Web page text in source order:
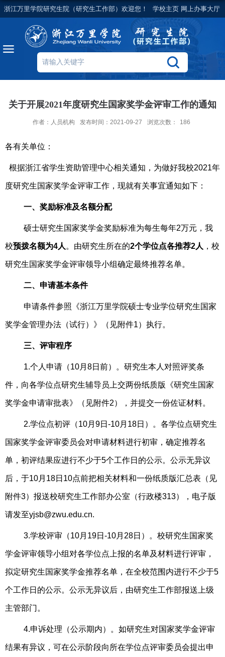
浙江万里学院研究生院（研究生工作部）欢迎您！ 学校主页 网上办事大厅
关于开展2021年度研究生国家奖学金评审工作的通知
作者：人员机构 发布时间：2021-09-27 浏览次数： 186
各有关单位：
根据浙江省学生资助管理中心相关通知，为做好我校2021年
度研究生国家奖学金评审工作，现就有关事宜通知如下：
一、奖励标准及名额分配
硕士研究生国家奖学金奖励标准为每生每年2万元，我
校预拨名额为4人 。由研究生所在的2个学位点各推荐2人 ，校
研究生国家奖学金评审领导小组确定最终推荐名单。
二、申请基本条件
申请条件参照《浙江万里学院硕士专业学位研究生国家
奖学金管理办法（试行）》（见附件1）执行。
三、评审程序
1.个人申请（10月8日前）。研究生本人对照评奖条
件，向各学位点研究生辅导员上交两份纸质版《研究生国家
奖学金申请审批表》（见附件2），并提交一份佐证材料。
2.学位点初评（10月9日-10月18日）。各学位点研究生
国家奖学金评审委员会对申请材料进行初审，确定推荐名
单，初评结果应进行不少于5个工作日的公示。公示无异议
后，于10月18日10点前把相关材料和一份纸质版汇总表（见
附件3）报送校研究生工作部办公室（行政楼313），电子版
请发至yjsb@zwu.edu.cn.
3.学校评审（10月19日-10月28日）。校研究生国家奖
学金评审领导小组对各学位点上报的名单及材料进行评审，
拟定研究生国家奖学金推荐名单，在全校范围内进行不少于5
个工作日的公示。公示无异议后，由研究生工作部报送上级
主管部门。
4.申诉处理（公示期内）。如研究生对国家奖学金评审
结果有异议，可在公示阶段向所在学位点评审委员会提出申